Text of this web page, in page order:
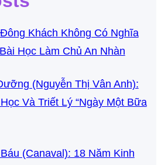
Khách Không Có Nghĩa
Học Làm Chủ An Nhàn
(Nguyễn Thị Vân Anh):
Và Triết Lý “Ngày Một Bữa
(Canaval): 18 Năm Kinh